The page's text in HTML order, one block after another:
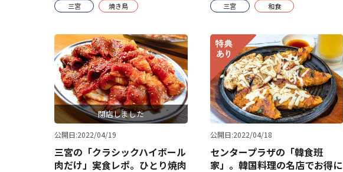
三宮 焼き鳥 三宮 和食
閉店しました
公開日:2022/04/19
三宮の「クラシックハイボール
肉だけ」実食レポ。ひとり焼肉
公開日:2022/04/18
センタープラザの「韓食班
家」。韓国料理の名店でお得に